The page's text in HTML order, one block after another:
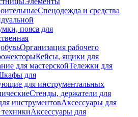
Спецодежда и средства
пояса для
Организация рабочего
Кейсы, ящики для
для мастерскойТележки для
для
для инструментальных
Стенды, держатели для
инструментовАксессуары для
Аксессуары для